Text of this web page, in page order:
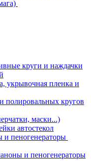
круги и наждачки
укрывочная пленка и
полировальных кругов
маски...)
автостекол
пеногенераторы
и пеногенераторы